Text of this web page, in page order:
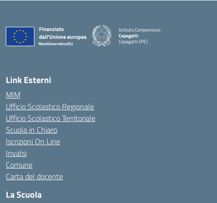
Istituto Comprensivo
Cepagatti
Cepagatti (PE)
— Visita la pagina iniziale della scuola
Link Esterni
MIM
Ufficio Scolastico Regionale
Ufficio Scolastico Territoriale
Scuola in Chiaro
Iscrizioni On Line
Invalsi
Comune
Carta del docente
La Scuola